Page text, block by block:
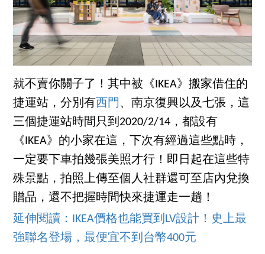
就不賣你關子了！其中被《IKEA》搬家借住的
捷運站，分別有 西門 、南京復興以及七張，這
三個捷運站時間只到2020/2/14，都設有
《IKEA》的小家在這，下次有經過這些點時，
一定要下車拍幾張美照才行！即日起在這些特
殊景點，拍照上傳至個人社群還可至店內兌換
贈品，還不把握時間快來捷運走一趟！
延伸閱讀：IKEA價格也能買到LV設計！史上最
強聯名登場，最便宜不到台幣400元